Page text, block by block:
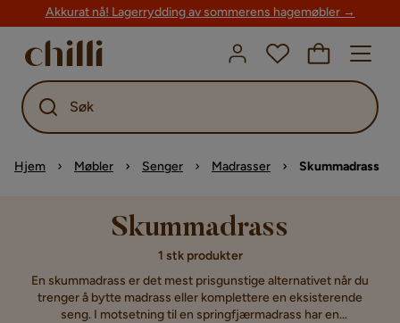
Akkurat nå! Lagerrydding av sommerens hagemøbler →
Søk
Hjem Møbler Senger Madrasser Skummadrass
Skummadrass
1 stk produkter
En skummadrass er det mest prisgunstige alternativet når du
trenger å bytte madrass eller komplettere en eksisterende
seng. I motsetning til en springfjærmadrass har en